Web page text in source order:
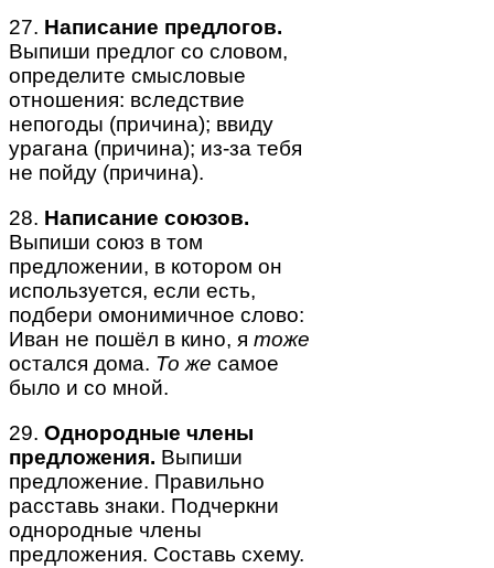
27. Написание предлогов.
Выпиши предлог со словом,
определите смысловые
отношения: вследствие
непогоды (причина); ввиду
урагана (причина); из-за тебя
не пойду (причина).
28. Написание союзов.
Выпиши союз в том
предложении, в котором он
используется, если есть,
подбери омонимичное слово:
Иван не пошёл в кино, я тоже
остался дома. То же самое
было и со мной.
29. Однородные члены
предложения. Выпиши
предложение. Правильно
расставь знаки. Подчеркни
однородные члены
предложения. Составь схему.